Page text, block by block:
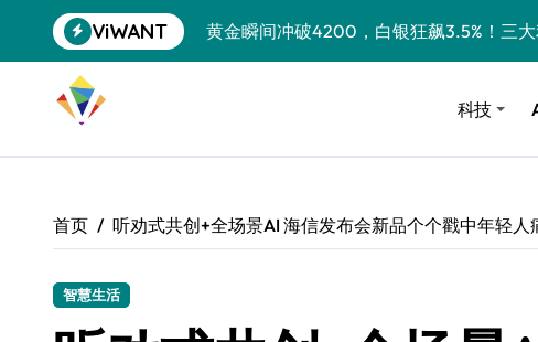
到
ViWANT
黄金瞬间冲破4200，白银狂飙3.5%！三
Peloton 新车实测：屏幕能转、风扇怼脸
Xbox七月大崩盘：裁员3200、卖工作室
谷歌DeepMind创始人辞去CEO，但继续“
科技
首页 听劝式共创+全场景AI 海信发布会新品个个戳中年轻人
智慧生活